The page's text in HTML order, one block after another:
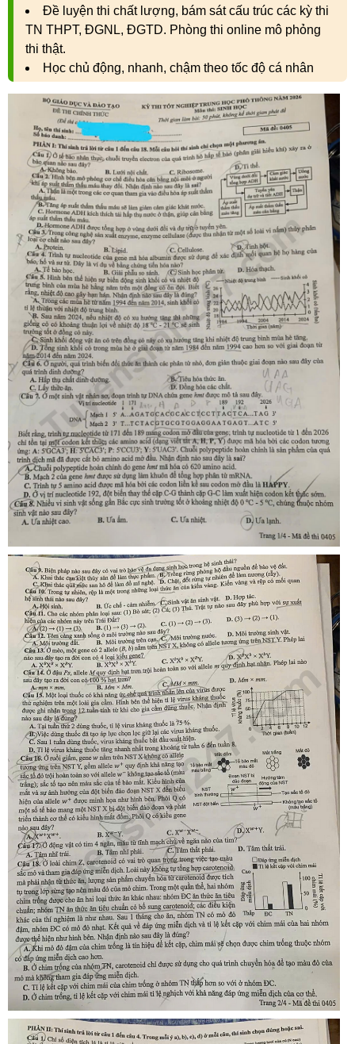
Đề luyện thi chất lượng, bám sát cấu trúc các kỳ thi
TN THPT, ĐGNL, ĐGTD. Phòng thi online mô phỏng
thi thật.
Học chủ động, nhanh, chậm theo tốc độ cá nhân